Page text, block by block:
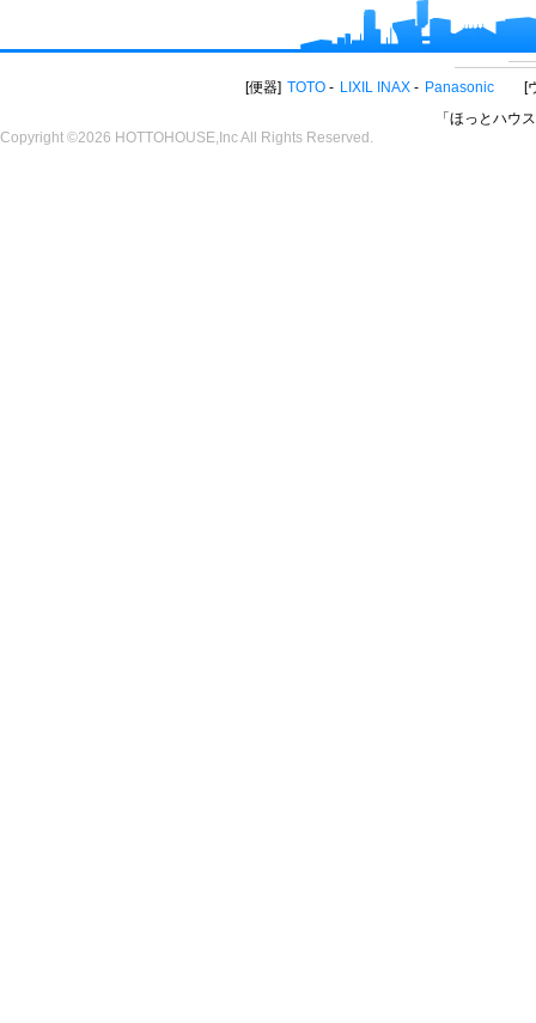
便器 TOTO LIXIL INAX Panasonic
「ほっとハウ
Copyright ©2026 HOTTOHOUSE,Inc All Rights Reserved.